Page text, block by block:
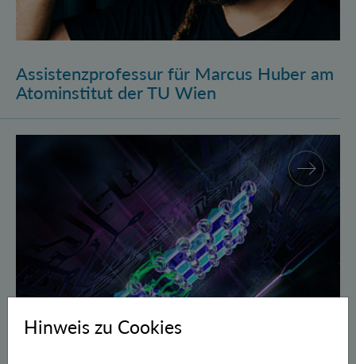
Assistenzprofessur für Marcus Huber am
Atominstitut der TU Wien
Gegen Fehler geschützte Quantenbits verschränkt
Hinweis zu Cookies